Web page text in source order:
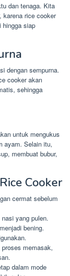
dan tenaga. Kita
karena rice cooker
hingga siap
dengan sempurna.
cooker akan
sehingga
untuk mengukus
ayam. Selain itu,
membuat bubur,
Cooker
cermat sebelum
yang pulen.
bening.
memasak,
dalam mode